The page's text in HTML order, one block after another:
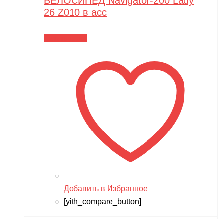
26 Z010 в асс
Добавить в Избранное
[yith_compare_button]